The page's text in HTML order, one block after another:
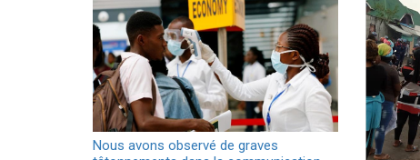
Nous avons observé de graves